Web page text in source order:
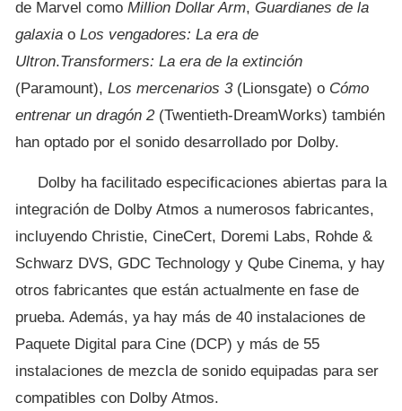
de Marvel como Million Dollar Arm, Guardianes de la
galaxia o Los vengadores: La era de
Ultron.Transformers: La era de la extinción
(Paramount), Los mercenarios 3 (Lionsgate) o Cómo
entrenar un dragón 2 (Twentieth-DreamWorks) también
han optado por el sonido desarrollado por Dolby.
Dolby ha facilitado especificaciones abiertas para la
integración de Dolby Atmos a numerosos fabricantes,
incluyendo Christie, CineCert, Doremi Labs, Rohde &
Schwarz DVS, GDC Technology y Qube Cinema, y hay
otros fabricantes que están actualmente en fase de
prueba. Además, ya hay más de 40 instalaciones de
Paquete Digital para Cine (DCP) y más de 55
instalaciones de mezcla de sonido equipadas para ser
compatibles con Dolby Atmos.